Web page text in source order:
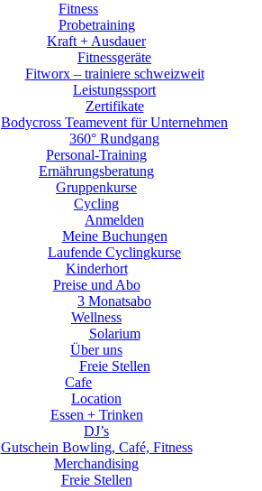
Fitness
Probetraining
Kraft + Ausdauer
Fitnessgeräte
Fitworx – trainiere schweizweit
Leistungssport
Zertifikate
Bodycross Teamevent für Unternehmen
360° Rundgang
Personal-Training
Ernährungsberatung
Gruppenkurse
Cycling
Anmelden
Meine Buchungen
Laufende Cyclingkurse
Kinderhort
Preise und Abo
3 Monatsabo
Wellness
Solarium
Über uns
Freie Stellen
Cafe
Location
Essen + Trinken
DJ’s
Gutschein Bowling, Café, Fitness
Merchandising
Freie Stellen